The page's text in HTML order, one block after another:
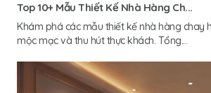
Top 10+ Mẫu Thiết Kế Nhà Hàng Ch...
Khám phá các mẫu thiết kế nhà hàng chay
mộc mạc và thu hút thực khách. Tổng...